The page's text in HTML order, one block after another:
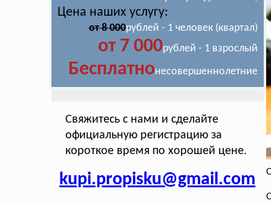
Цена наших услугу:
от 8 000рублей - 1 человек (квартал)
от 7 000рублей - 1 взрослый
Бесплатнонесовершеннолетние
Свяжитесь с нами и сделайте
официальную регистрацию за
короткое время по хорошей цене.
kupi.propisku@gmail.com